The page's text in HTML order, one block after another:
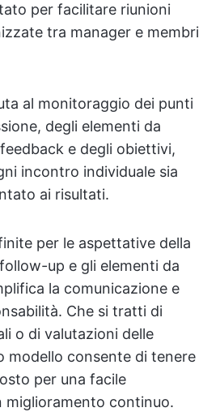
per facilitare riunioni
tra manager e membri
al monitoraggio dei punti
degli elementi da
e degli obiettivi,
incontro individuale sia
ai risultati.
per le aspettative della
up e gli elementi da
la comunicazione e
Che si tratti di
o di valutazioni delle
modello consente di tenere
per una facile
miglioramento continuo.